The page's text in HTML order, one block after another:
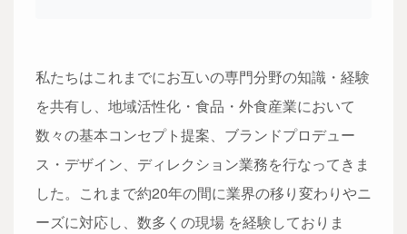
私たちはこれまでにお互いの専門分野の知識・経験
を共有し、地域活性化・食品・外食産業において
数々の基本コンセプト提案、ブランドプロデュー
ス・デザイン、ディレクション業務を行なってきま
した。これまで約20年の間に業界の移り変わりやニ
ーズに対応し、数多くの現場 を経験しておりま